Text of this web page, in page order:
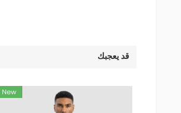
قد يعجبك